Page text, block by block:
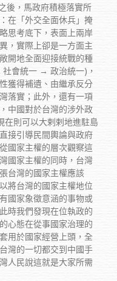
，馬政府積極落實所
在「外交全面休兵」掩
思考底下，表面上兩岸
，實際上卻是一方面主
開地全面迎接統戰的種
會統一 → 政治統一)，
獲得補遺、由繼承反分
落實；此外，還有一項
中國對於台灣的涉外政
在則可以大剌剌地進駐島
接引導民間輿論與政府
國家主權的層次觀察這
國家主權的同時，台灣
台灣的國家主權應該
將台灣的國家主權地位
國家象徵意涵的事物或
時我們發現在位執政的
心態在從事國家治理的
用於國家經營上頭，全
灣的一切都交到中國手
人民說這就是大家所需